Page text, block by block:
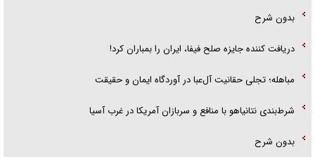
بدون شرح
دریافت کننده جایزه صلح فیفا، ایران را بمباران کرد!
مباهله؛ تجلی حقانیت آل‌عبا در آوردگاه ایمان و حقیقت
شرط‌بندی نتانیاهو با منافع و سربازان آمریکا در غرب آسیا
بدون شرح